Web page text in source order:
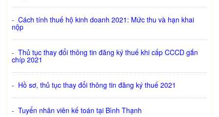
- Cách tính thuế hộ kinh doanh 2021: Mức thu và hạn khai
nộp
- Thủ tục thay đổi thông tin đăng ký thuế khi cấp CCCD gắn
chíp 2021
- Hồ sơ, thủ tục thay đổi thông tin đăng ký thuế 2021
- Tuyển nhân viên kế toán tại Bình Thạnh